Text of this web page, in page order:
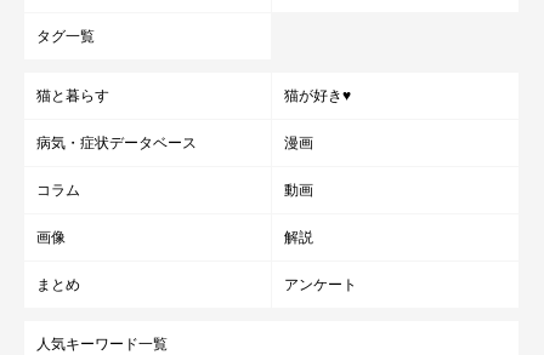
タグ一覧
猫と暮らす 猫が好き♥
病気・症状データベース 漫画
コラム 動画
画像 解説
まとめ アンケート
人気キーワード一覧